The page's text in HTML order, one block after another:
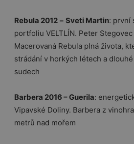
Rebula 2012 – Sveti Martin: první
portfoliu VELTLÍN. Peter
Macerovaná Rebula plná života,
strádání v horkých létech a
sudech
Barbera 2016 – Guerila:
Vipavské Doliny. Barbera z
metrů nad mořem